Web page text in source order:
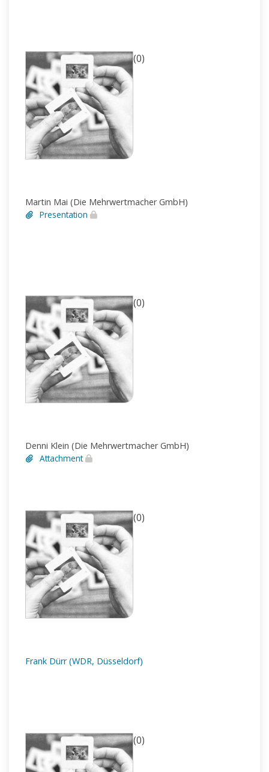
(0)
Martin Mai (Die Mehrwertmacher GmbH)
Presentation
(0)
Denni Klein (Die Mehrwertmacher GmbH)
Attachment
(0)
Frank Dürr (WDR, Düsseldorf)
(0)